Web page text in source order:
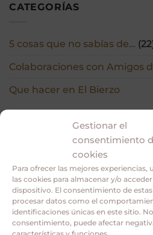
Gestionar el
consentimiento
cookies
Para ofrecer las mejores
las cookies para almacenar y/o
dispositivo. El consentimiento de
procesar datos como el
identificaciones únicas en este sitio.
consentimiento, puede afectar
CATEGORÍAS
5 cosas que no sabías de…
Colaboraciones con Amigos
Que hacer en El Bierzo
INFORMACIÓN